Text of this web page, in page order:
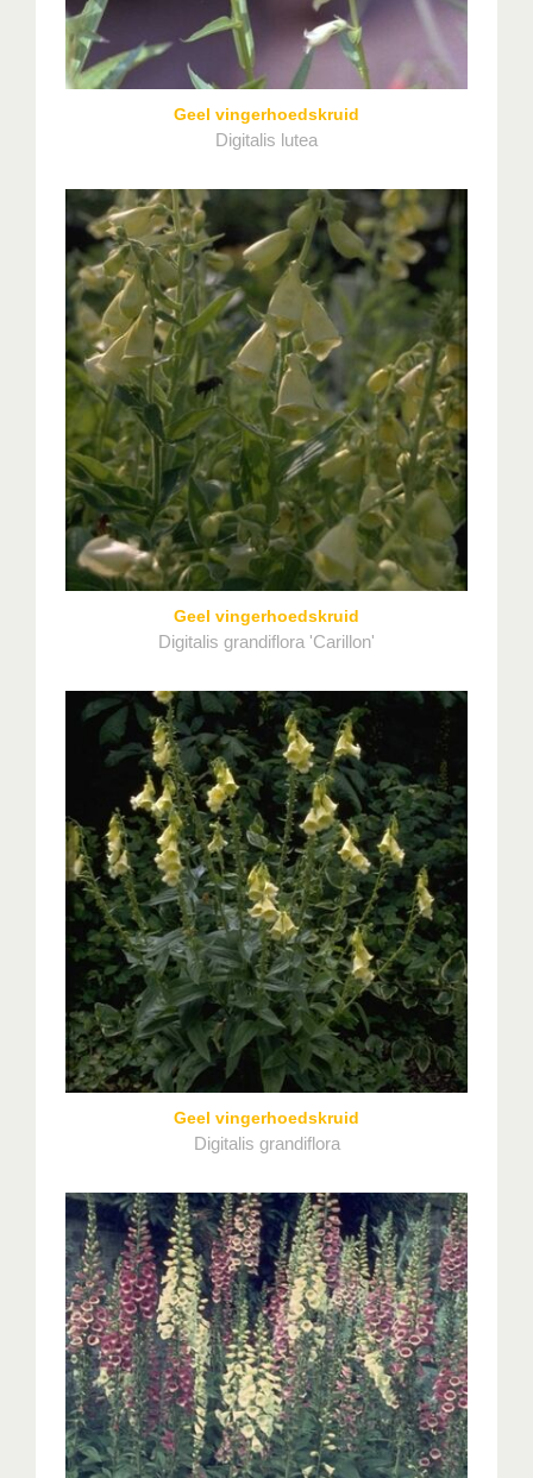
Geel vingerhoedskruid
Digitalis lutea
Geel vingerhoedskruid
Digitalis grandiflora 'Carillon'
Geel vingerhoedskruid
Digitalis grandiflora